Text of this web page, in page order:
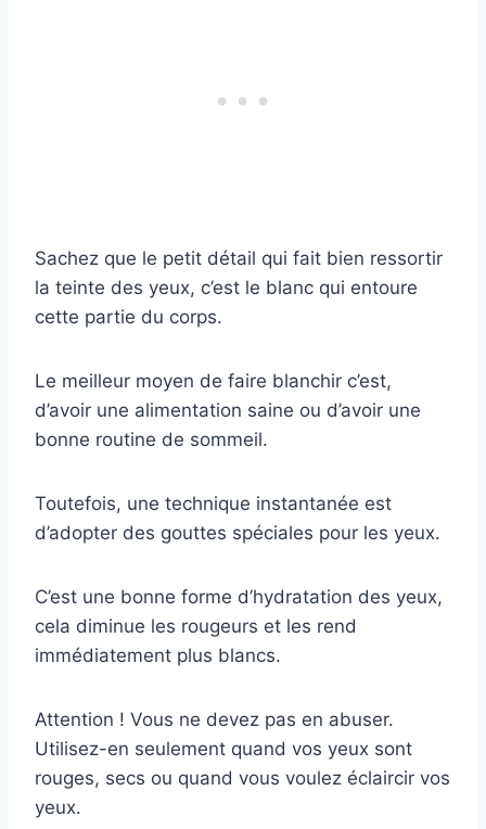
Sachez que le petit détail qui fait bien ressortir
la teinte des yeux, c’est le blanc qui entoure
cette partie du corps.
Le meilleur moyen de faire blanchir c’est,
d’avoir une alimentation saine ou d’avoir une
bonne routine de sommeil.
Toutefois, une technique instantanée est
d’adopter des gouttes spéciales pour les yeux.
C’est une bonne forme d’hydratation des yeux,
cela diminue les rougeurs et les rend
immédiatement plus blancs.
Attention ! Vous ne devez pas en abuser.
Utilisez-en seulement quand vos yeux sont
rouges, secs ou quand vous voulez éclaircir vos
yeux.